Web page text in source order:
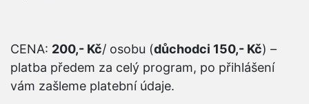
CENA: 200,- Kč/ osobu (důchodci 150,- Kč) –
platba předem za celý program, po přihlášení
vám zašleme platební údaje.